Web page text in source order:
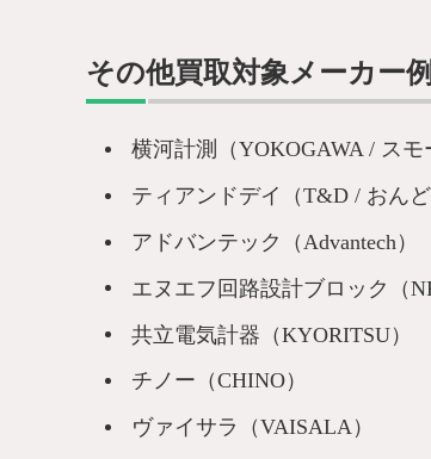
その他買取対象メーカー例
横河計測（YOKOGAWA / スモ
ティアンドデイ（T&D / おんど
アドバンテック（Advantech）
エヌエフ回路設計ブロック（NF
共立電気計器（KYORITSU）
チノー（CHINO）
ヴァイサラ（VAISALA）